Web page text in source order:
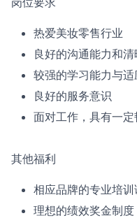
热爱美妆零售行业
良好的沟通能力和
较强的学习能力与
良好的服务意识
面对工作，具有一定
其他福利
相应品牌的专业培训
理想的绩效奖金制度